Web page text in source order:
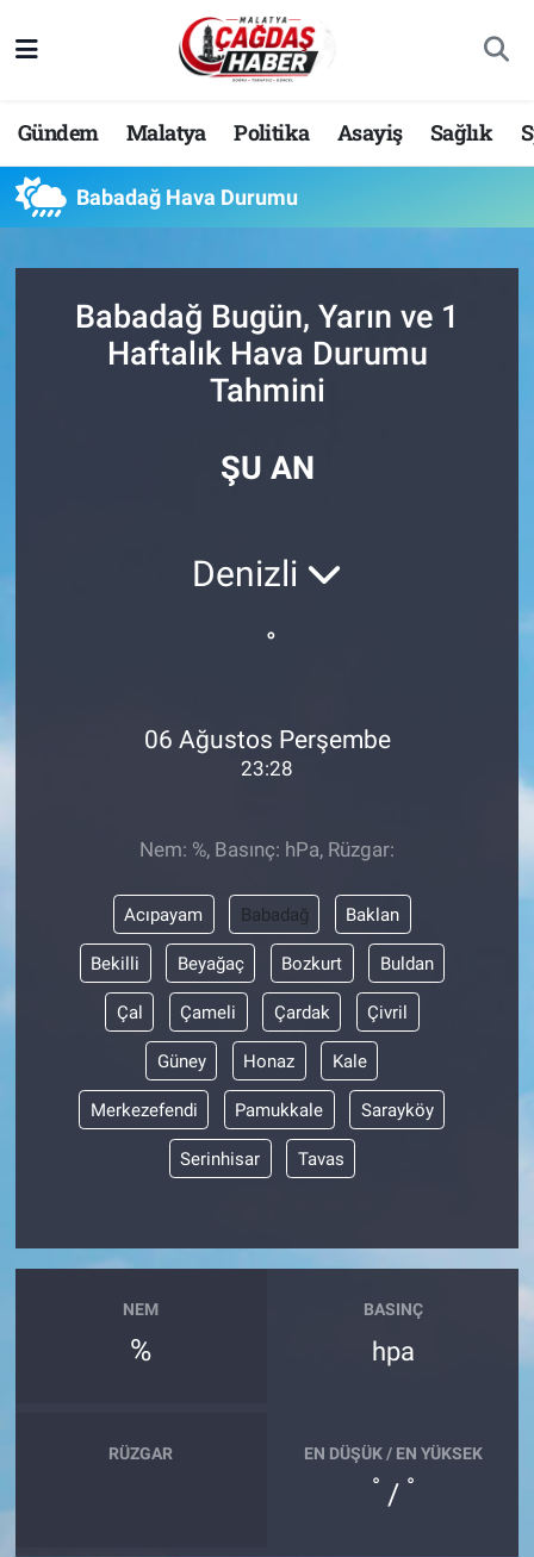
Gündem Malatya Politika Asayiş Sağlık
Babadağ Hava Durumu
Babadağ Bugün, Yarın ve 1
Haftalık Hava Durumu
Tahmini
ŞU AN
Denizli
°
06 Ağustos Perşembe
23:28
Nem: %, Basınç: hPa, Rüzgar:
Acıpayam Babadağ Baklan
Bekilli Beyağaç Bozkurt Buldan
Çal Çameli Çardak Çivril
Güney Honaz Kale
Merkezefendi Pamukkale Sarayköy
Serinhisar Tavas
NEM
%
BASINÇ
hpa
RÜZGAR EN DÜŞÜK / EN YÜKSEK
° / °
Hava Durumu
Malatya Namaz Vakitleri
Trafik Durumu
Süper Lig Puan Durumu ve Fikstür
Son Dakika Haberleri